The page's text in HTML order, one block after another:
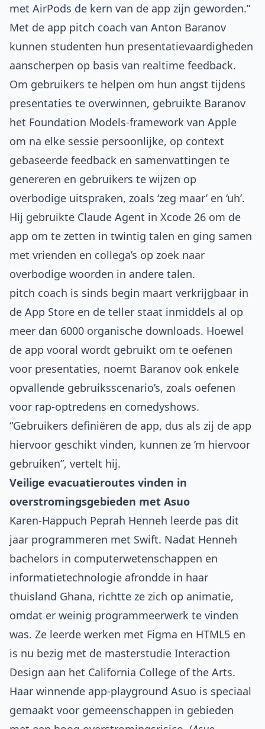
met AirPods de kern van de app zijn geworden.”
Met de app pitch coach van Anton Baranov
kunnen studenten hun presentatievaardigheden
aanscherpen op basis van realtime feedback.
Om gebruikers te helpen om hun angst tijdens
presentaties te overwinnen, gebruikte Baranov
het Foundation Models-framework van Apple
om na elke sessie persoonlijke, op context
gebaseerde feedback en samenvattingen te
genereren en gebruikers te wijzen op
overbodige uitspraken, zoals ‘zeg maar’ en ‘uh’.
Hij gebruikte Claude Agent in Xcode 26 om de
app om te zetten in twintig talen en ging samen
met vrienden en collega’s op zoek naar
overbodige woorden in andere talen.
pitch coach is sinds begin maart verkrijgbaar in
de App Store en de teller staat inmiddels al op
meer dan 6000 organische downloads. Hoewel
de app vooral wordt gebruikt om te oefenen
voor presentaties, noemt Baranov ook enkele
opvallende gebruiksscenario’s, zoals oefenen
voor rap-optredens en comedyshows.
“Gebruikers definiëren de app, dus als zij de app
hiervoor geschikt vinden, kunnen ze ’m hiervoor
gebruiken”, vertelt hij.
Veilige evacuatieroutes vinden in
overstromingsgebieden met Asuo
Karen-Happuch Peprah Henneh leerde pas dit
jaar programmeren met Swift. Nadat Henneh
bachelors in computerwetenschappen en
informatietechnologie afrondde in haar
thuisland Ghana, richtte ze zich op animatie,
omdat er weinig programmeerwerk te vinden
was. Ze leerde werken met Figma en HTML5 en
is nu bezig met de masterstudie Interaction
Design aan het California College of the Arts.
Haar winnende app-playground Asuo is speciaal
gemaakt voor gemeenschappen in gebieden